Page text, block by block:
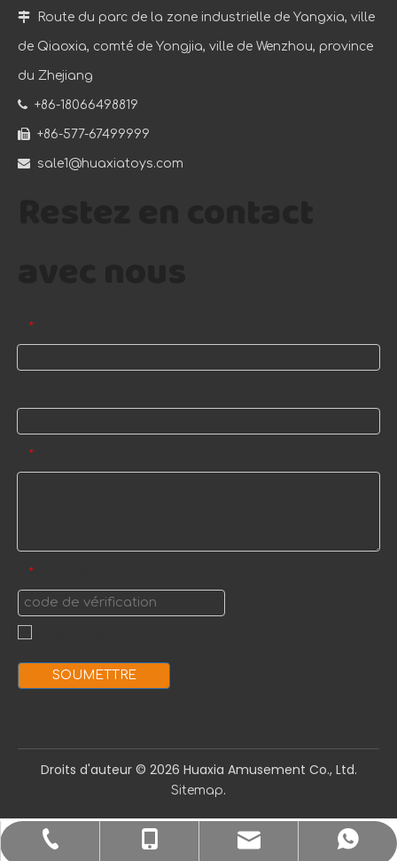
+86-577-67499999
+86-18066498819
sale1@huaxiatoys.com
+8618066498819
 Route du parc de la zone industrielle de Yangxia, ville
de Qiaoxia, comté de Yongjia, ville de Wenzhou, province
du Zhejiang
 +86-18066498819
 +86-577-67499999
 sale1@huaxiatoys.com
*
*
*
SOUMETTRE
Droits d'auteur ©️ 2026 Huaxia Amusement Co., Ltd.
Sitemap.